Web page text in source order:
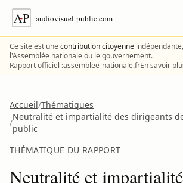
Aller au contenu
Ce site est unecontribution citoyenne
l'Assemblée nationale ou le gouvernement.
Rapport officiel :assemblee-nationale.frEn savoir
Accueil/Thématiques
/
Neutralité et impartialité des dirigeants
public
THÉMATIQUE DU RAPPORT
Neutralité et